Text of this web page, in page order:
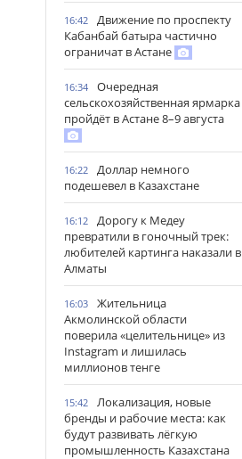
16:42
Движение по проспекту
Кабанбай батыра частично
ограничат в Астане
16:34
Очередная
сельскохозяйственная ярмарка
пройдёт в Астане 8–9 августа
16:22
Доллар немного
подешевел в Казахстане
16:12
Дорогу к Медеу
превратили в гоночный трек:
любителей картинга наказали в
Алматы
16:03
Жительница
Акмолинской области
поверила «целительнице» из
Instagram и лишилась
миллионов тенге
15:42
Локализация, новые
бренды и рабочие места: как
будут развивать лёгкую
промышленность Казахстана